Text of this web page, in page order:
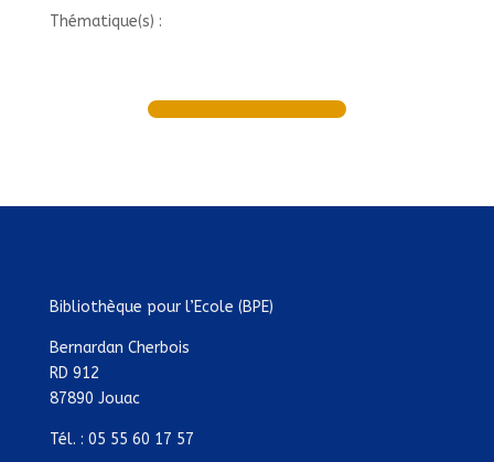
Thématique(s) :
Bibliothèque pour l’Ecole (BPE)
Bernardan Cherbois
RD 912
87890 Jouac
Tél. : 05 55 60 17 57